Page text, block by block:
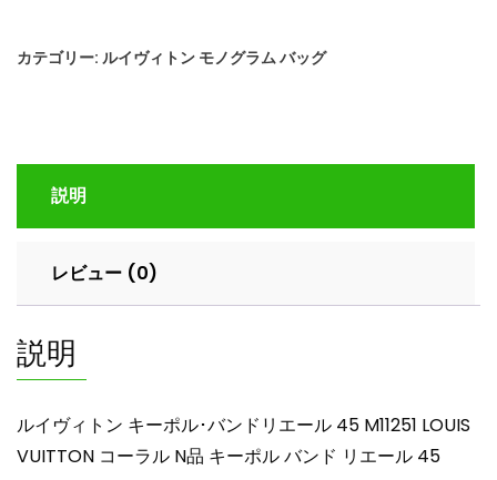
ト
ポ
バ
リ
ー
ル
M11251
LOUIS
カテゴリー: ルイヴィトン モノグラム バッグ
説明
レビュー (0)
説明
ルイヴィトン キーポル･バンドリエール 45 M11251 LOUIS
VUITTON コーラル N品 キーポル バンド リエール 45